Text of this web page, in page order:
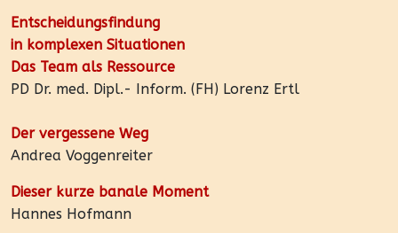
Entscheidungsfindung
in komplexen Situationen
Das Team als Ressource
PD Dr. med. Dipl.- Inform. (FH) Lorenz Ertl
Der vergessene Weg
Andrea Voggenreiter
Dieser kurze banale Moment
Hannes Hofmann